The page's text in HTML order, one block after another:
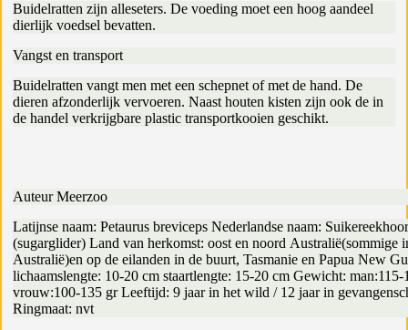
Buidelratten zijn alleseters. De voeding moet een hoog aandeel
dierlijk voedsel bevatten.
Vangst en transport
Buidelratten vangt men met een schepnet of met de hand. De
dieren afzonderlijk vervoeren. Naast houten kisten zijn ook de in
de handel verkrijgbare plastic transportkooien geschikt.
Auteur Meerzoo
Latijnse naam: Petaurus breviceps Nederlandse naam:
(sugarglider) Land van herkomst: oost en noord Australië(sommige
Australië)en op de eilanden in de buurt, Tasmanie en Papua New
lichaamslengte: 10-20 cm staartlengte: 15-20 cm Gewicht: man:115-
vrouw:100-135 gr Leeftijd: 9 jaar in het wild / 12 jaar in
Ringmaat: nvt